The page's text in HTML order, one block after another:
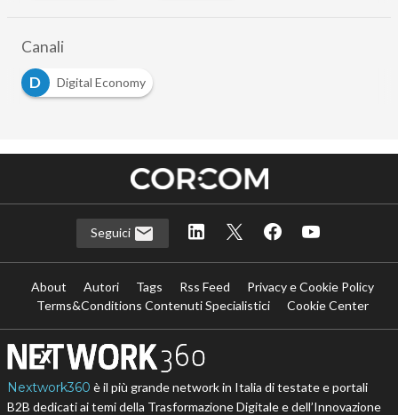
Canali
D
Digital Economy
Seguici
About Autori Tags Rss Feed
Privacy e Cookie Policy
Terms&Conditions Contenuti Specialistici
Cookie Center
Nextwork360 è il più grande network in Italia di testate e portali
B2B dedicati ai temi della Trasformazione Digitale e dell’Innovazione